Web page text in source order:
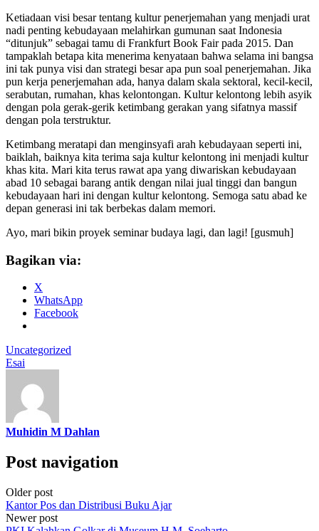
Ketiadaan visi besar tentang kultur penerjemahan yang menjadi urat
nadi penting kebudayaan melahirkan gumunan saat Indonesia
“ditunjuk” sebagai tamu di Frankfurt Book Fair pada 2015. Dan
tampaklah betapa kita menerima kenyataan bahwa selama ini bangsa
ini tak punya visi dan strategi besar apa pun soal penerjemahan. Jika
pun kerja penerjemahan ada, hanya dalam skala sektoral, kecil-kecil,
serabutan, rumahan, khas kelontongan. Kultur kelontong lebih asyik
dengan pola gerak-gerik ketimbang gerakan yang sifatnya massif
dengan pola terstruktur.
Ketimbang meratapi dan menginsyafi arah kebudayaan seperti ini,
baiklah, baiknya kita terima saja kultur kelontong ini menjadi kultur
khas kita. Mari kita terus rawat apa yang diwariskan kebudayaan
abad 10 sebagai barang antik dengan nilai jual tinggi dan bangun
kebudayaan hari ini dengan kultur kelontong. Semoga satu abad ke
depan generasi ini tak berbekas dalam memori.
Ayo, mari bikin proyek seminar budaya lagi, dan lagi! [gusmuh]
Bagikan via:
X
WhatsApp
Facebook
Uncategorized
Esai
Muhidin M Dahlan
Post navigation
Older post
Kantor Pos dan Distribusi Buku Ajar
Newer post